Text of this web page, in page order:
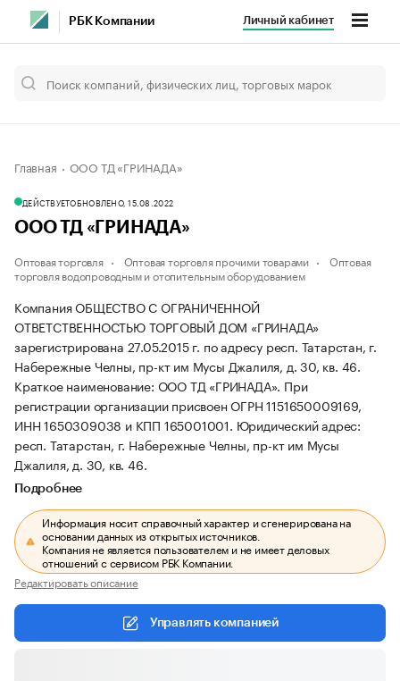
РБК Компании Личный кабинет
Главная ООО ТД «ГРИНАДА»
ДЕЙСТВУЕТОБНОВЛЕНО, 15.08.2022
ООО ТД «ГРИНАДА»
Оптовая торговля Оптовая торговля прочими товарами
Оптовая
торговля водопроводным и отопительным оборудованием
Компания ОБЩЕСТВО С ОГРАНИЧЕННОЙ
ОТВЕТСТВЕННОСТЬЮ ТОРГОВЫЙ ДОМ «ГРИНАДА»
зарегистрирована 27.05.2015 г. по адресу респ. Татарстан, г.
Набережные Челны, пр-кт им Мусы Джалиля, д. 30, кв. 46.
Краткое наименование: ООО ТД «ГРИНАДА». При
регистрации организации присвоен ОГРН 1151650009169,
ИНН 1650309038 и КПП 165001001. Юридический адрес:
респ. Татарстан, г. Набережные Челны, пр-кт им Мусы
Джалиля, д. 30, кв. 46.
Подробнее
Информация носит справочный характер и сгенерирована на
основании данных из открытых источников.
Компания не является пользователем и не имеет деловых
отношений с сервисом РБК Компании.
Редактировать описание
Управлять компанией